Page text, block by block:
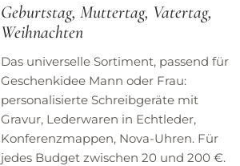
Geburtstag, Muttertag, Vatertag,
Weihnachten
Das universelle Sortiment, passend für
Geschenkidee Mann oder Frau:
personalisierte Schreibgeräte mit
Gravur, Lederwaren in Echtleder,
Konferenzmappen, Nova-Uhren. Für
jedes Budget zwischen 20 und 200 €.